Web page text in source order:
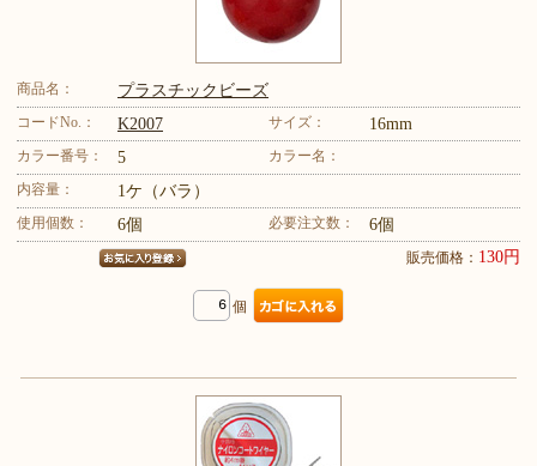
商品名： プラスチックビーズ
コードNo.： K2007 サイズ： 16mm
カラー番号： 5
カラー名：
内容量：
1ケ（バラ）
使用個数： 6個 必要注文数： 6個
販売価格： 130円
個